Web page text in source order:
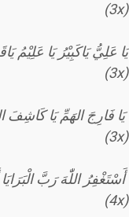
(3x)
يَا عَلِيُّ يَاكَبِيْرُ يَا عَلِيْمُ
(3x)
يَا فَارِجَ الهَمِّ يَا كَاشِفَ الغَّمِّ يَا مَنْ لِعَبْدِهِ يَغْفِرُ وَيَرْحَمُ
(3x)
أَسْتَغْفِرُ اللّٰهَ رَبَّ الْبَرَايَا أَسْتَغْفِرُ اللّٰهَ مِنَ الْخَطَاياَ
(4x)